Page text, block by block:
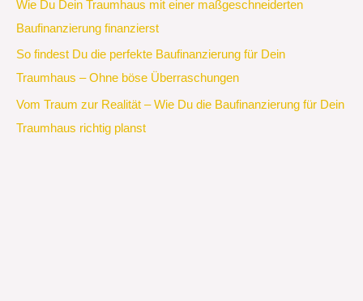
Wie Du Dein Traumhaus mit einer maßgeschneiderten
Baufinanzierung finanzierst
So findest Du die perfekte Baufinanzierung für Dein
Traumhaus – Ohne böse Überraschungen
Vom Traum zur Realität – Wie Du die Baufinanzierung für Dein
Traumhaus richtig planst